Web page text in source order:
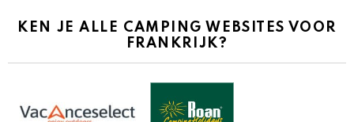
KEN JE ALLE CAMPING WEBSITES VOOR
FRANKRIJK?